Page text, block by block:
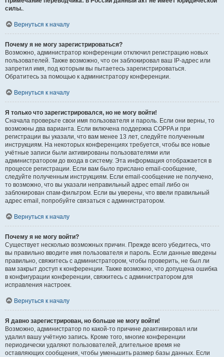
силы..
Вернуться к началу
Почему я не могу зарегистрироваться?
Возможно, администратор конференции отключил регистрацию новых
пользователей. Также возможно, что он заблокировал ваш IP-адрес или
запретил имя, под которым вы пытаетесь зарегистрироваться.
Обратитесь за помощью к администратору конференции.
Вернуться к началу
Я только что зарегистрировался, но не могу войти!
Сначала проверьте свои имя пользователя и пароль. Если они верны, то
возможны два варианта. Если включена поддержка COPPA и при
регистрации вы указали, что вам менее 13 лет, следуйте полученным
инструкциям. На некоторых конференциях требуется, чтобы все новые
учётные записи были активированы пользователями или
администратором до входа в систему. Эта информация отображается в
процессе регистрации. Если вам было прислано email-сообщение,
следуйте полученным инструкциям. Если email-сообщение не получено,
то возможно, что вы указали неправильный адрес email либо он
заблокирован спам-фильтром. Если вы уверены, что ввели правильный
адрес email, попробуйте связаться с администратором.
Вернуться к началу
Почему я не могу войти?
Существует несколько возможных причин. Прежде всего убедитесь, что
вы правильно вводите имя пользователя и пароль. Если данные введены
правильно, свяжитесь с администратором, чтобы проверить, не был ли
вам закрыт доступ к конференции. Также возможно, что допущена ошибка
в конфигурации конференции, свяжитесь с администратором для
исправления настроек.
Вернуться к началу
Я давно зарегистрирован, но больше не могу войти!
Возможно, администратор по какой-то причине деактивировал или
удалил вашу учётную запись. Кроме того, многие конференции
периодически удаляют пользователей, длительное время не
оставляющих сообщения, чтобы уменьшить размер базы данных. Если